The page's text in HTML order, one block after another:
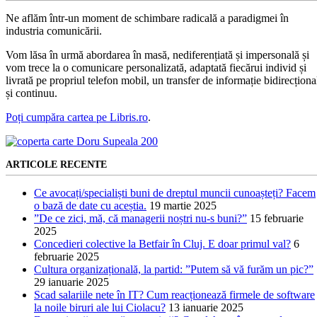
Ne aflăm într-un moment de schimbare radicală a paradigmei în
industria comunicării.
Vom lăsa în urmă abordarea în masă, nediferențiată și impersonală și
vom trece la o comunicare personalizată, adaptată fiecărui individ și
livrată pe propriul telefon mobil, un transfer de informație
și continuu.
Poți cumpăra cartea pe Libris.ro.
ARTICOLE RECENTE
Ce avocați/specialiști buni de dreptul muncii cunoașteți? Facem
o bază de date cu aceștia. 19 martie 2025
”De ce zici, mă, că managerii noștri nu-s buni?” 15 februarie
2025
Concedieri colective la Betfair în Cluj. E doar primul val? 6
februarie 2025
Cultura organizațională, la partid: ”Putem să vă furăm un pic?”
29 ianuarie 2025
Scad salariile nete în IT? Cum reacționează firmele de software
la noile biruri ale lui Ciolacu? 13 ianuarie 2025